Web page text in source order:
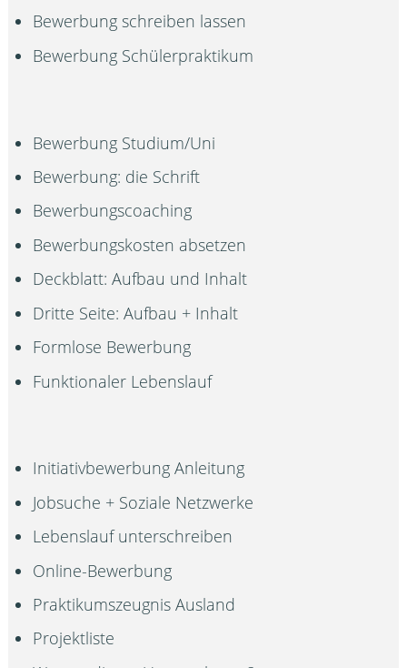
Bewerbung schreiben lassen
Bewerbung Schülerpraktikum
Bewerbung Studium/Uni
Bewerbung: die Schrift
Bewerbungscoaching
Bewerbungskosten absetzen
Deckblatt: Aufbau und Inhalt
Dritte Seite: Aufbau + Inhalt
Formlose Bewerbung
Funktionaler Lebenslauf
Initiativbewerbung Anleitung
Jobsuche + Soziale Netzwerke
Lebenslauf unterschreiben
Online-Bewerbung
Praktikumszeugnis Ausland
Projektliste